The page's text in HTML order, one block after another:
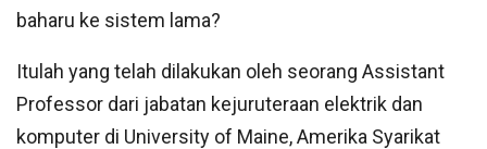
baharu ke sistem lama?
Itulah yang telah dilakukan oleh seorang Assistant
Professor dari jabatan kejuruteraan elektrik dan
komputer di University of Maine, Amerika Syarikat